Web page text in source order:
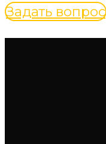
Задать вопрос